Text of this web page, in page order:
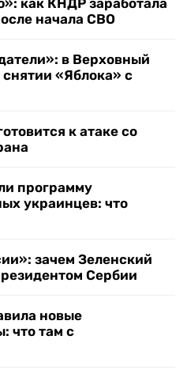
как КНДР заработала
начала СВО
в Верховный
«Яблока» с
к атаке со
программу
украинцев: что
зачем Зеленский
Сербии
новые
что там с